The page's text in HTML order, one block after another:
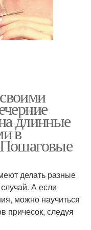
длинные
в
делать разные
А если
можно научиться
причесок, следуя